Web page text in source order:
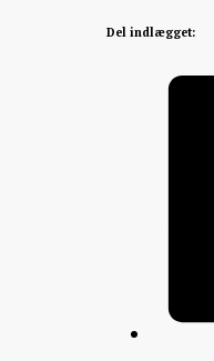
Del indlægget: